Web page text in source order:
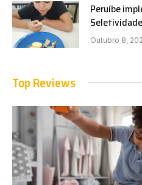
Peruíbe
Outubro 8,
Top Reviews